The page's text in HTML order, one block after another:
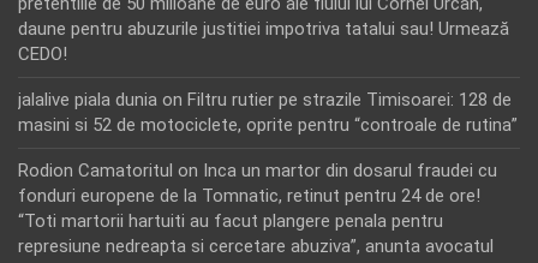
daune pentru abuzurile justitiei impotriva tatalui sau! Urmează
CEDO!
jalalive piala dunia on Filtru rutier pe strazile Timisoarei: 128 de
masini si 52 de motociclete, oprite pentru “controale de rutina”
Rodion Camatoritul on Inca un martor din dosarul fraudei cu
fonduri europene de la Tomnatic, retinut pentru 24 de ore!
“Toti martorii hartuiti au facut plangere penala pentru
represiune nedreapta si cercetare abuziva”, anunta avocatul